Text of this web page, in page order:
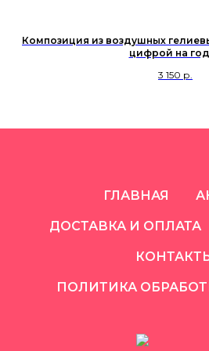
Композиция из воздушных
цифрой на
3 150 р.
ГЛАВНАЯ
ДОСТАВКА И ОПЛАТА
ПОЛИТИКА